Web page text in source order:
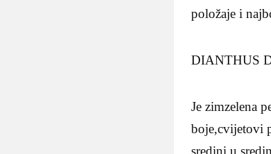
položaje i
DIANTHUS
Je zimzelena
boje,cvijetovi